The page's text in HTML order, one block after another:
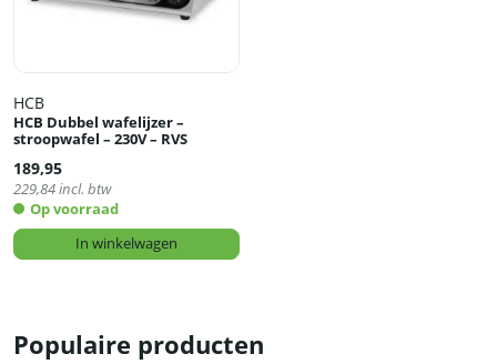
HCB
HCB Dubbel wafelijzer –
stroopwafel – 230V – RVS
189,95
229,84incl. btw
Op voorraad
In winkelwagen
Populaire producten